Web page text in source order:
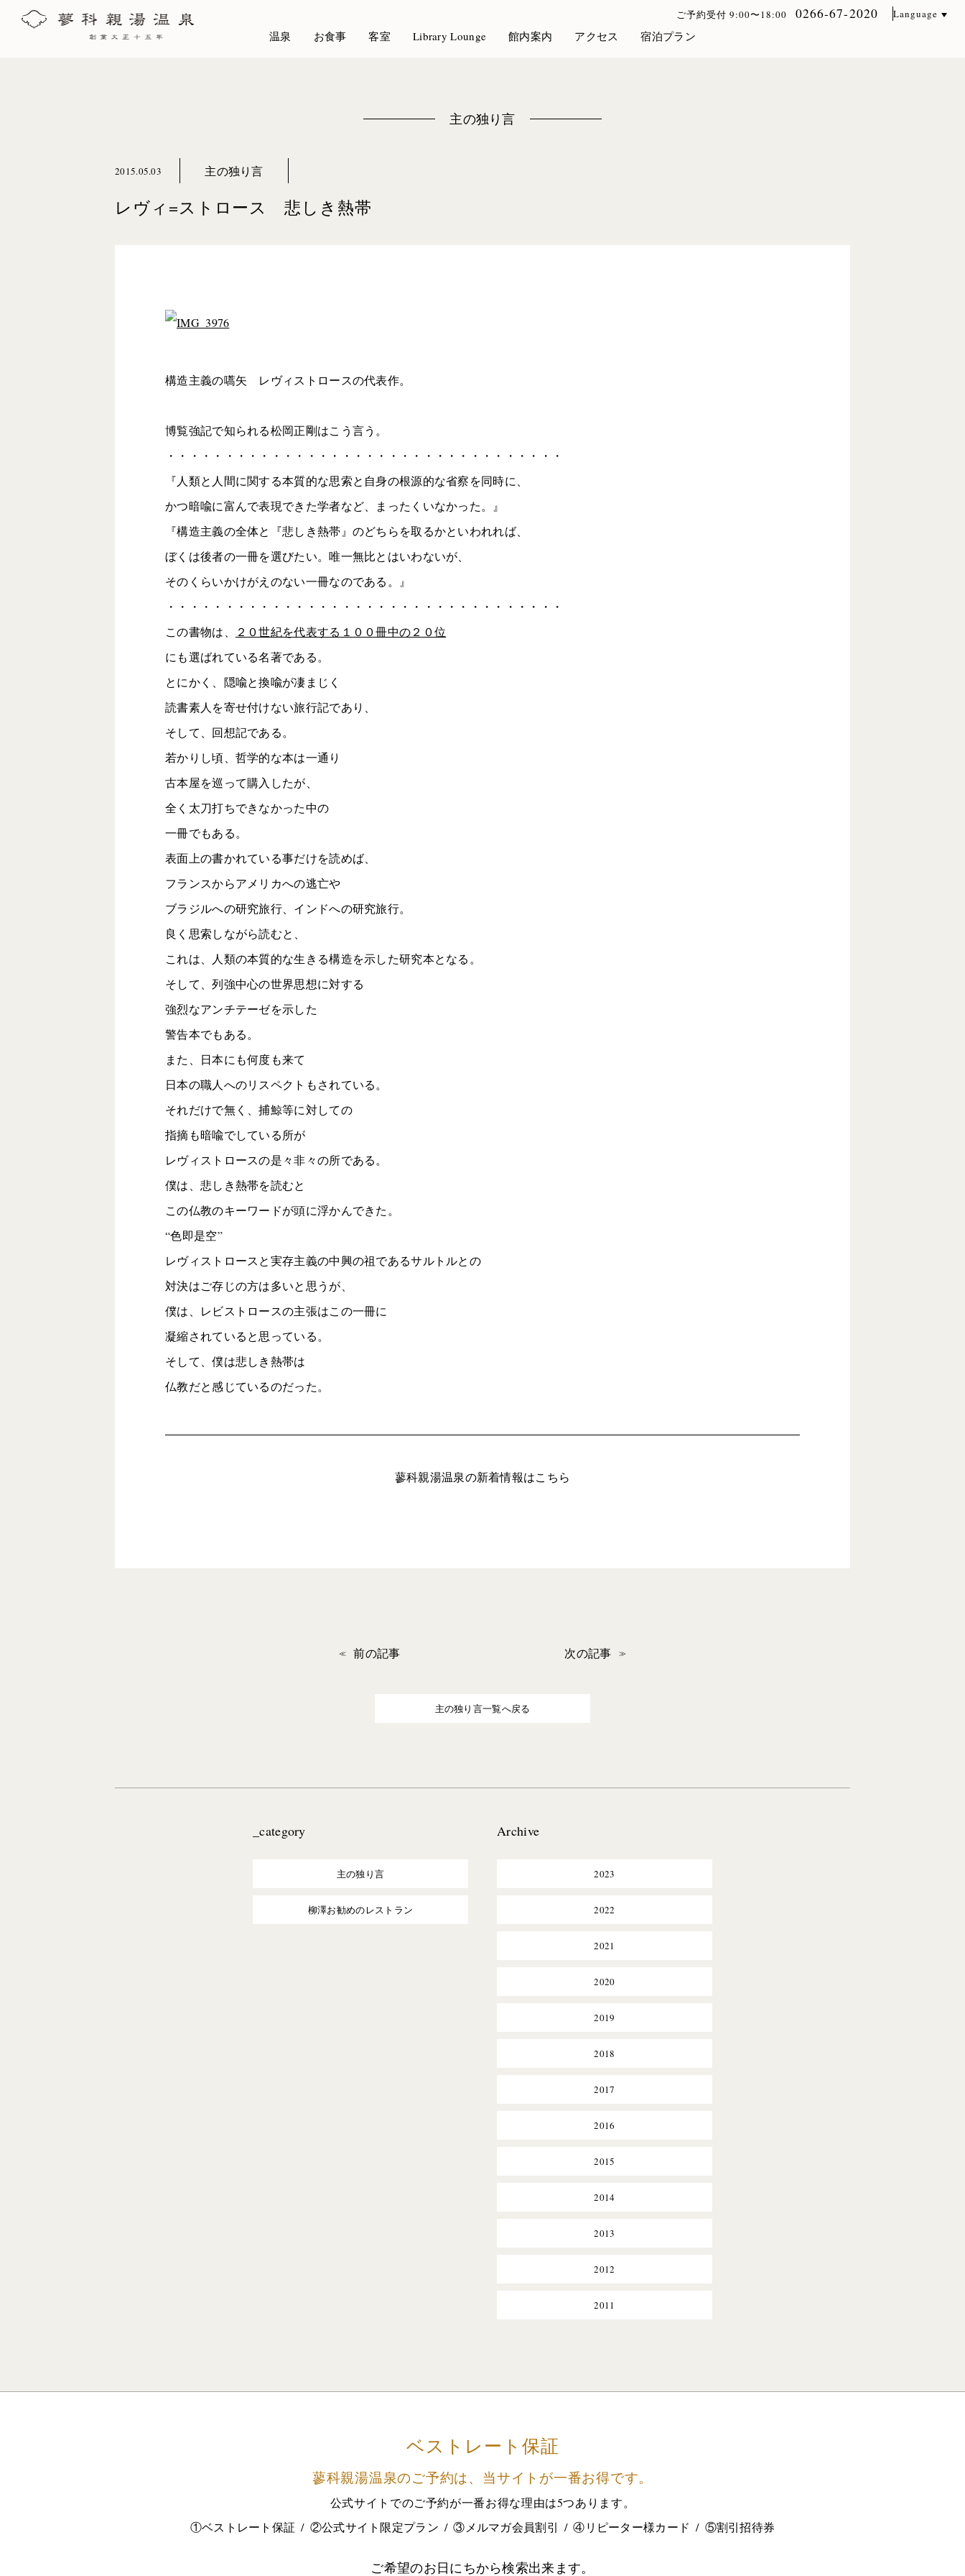
ご予約受付 9:00〜18:00 0266-67-2020 Language
温泉 お食事 客室 Library Lounge 館内案内 アクセス 宿泊プラン
主の独り言
2015.05.03 主の独り言
レヴィ=ストロース 悲しき熱帯
構造主義の嚆矢 レヴィストロースの代表作。
博覧強記で知られる松岡正剛はこう言う。
・・・・・・・・・・・・・・・・・・・・・・・・・・・・・・・・・・
『人類と人間に関する本質的な思索と自身の根源的な省察を同時に、
かつ暗喩に富んで表現できた学者など、まったくいなかった。』
『構造主義の全体と『悲しき熱帯』のどちらを取るかといわれれば、
ぼくは後者の一冊を選びたい。唯一無比とはいわないが、
そのくらいかけがえのない一冊なのである。』
・・・・・・・・・・・・・・・・・・・・・・・・・・・・・・・・・・
この書物は、
２０世紀を代表する１００冊中の２０位
にも選ばれている名著である。
とにかく、隠喩と換喩が凄まじく
読書素人を寄せ付けない旅行記であり、
そして、回想記である。
若かりし頃、哲学的な本は一通り
古本屋を巡って購入したが、
全く太刀打ちできなかった中の
一冊でもある。
表面上の書かれている事だけを読めば、
フランスからアメリカへの逃亡や
ブラジルへの研究旅行、インドへの研究旅行。
良く思索しながら読むと、
これは、人類の本質的な生きる構造を示した研究本となる。
そして、列強中心の世界思想に対する
強烈なアンチテーゼを示した
警告本でもある。
また、日本にも何度も来て
日本の職人へのリスペクトもされている。
それだけで無く、捕鯨等に対しての
指摘も暗喩でしている所が
レヴィストロースの是々非々の所である。
僕は、悲しき熱帯を読むと
この仏教のキーワードが頭に浮かんできた。
“色即是空”
レヴィストロースと実存主義の中興の祖であるサルトルとの
対決はご存じの方は多いと思うが、
僕は、レビストロースの主張はこの一冊に
凝縮されていると思っている。
そして、僕は悲しき熱帯は
仏教だと感じているのだった。
蓼科親湯温泉の新着情報はこちら
前の記事 次の記事
主の独り言一覧へ戻る
_category
主の独り言
柳澤お勧めのレストラン
Archive
2023
2022
2021
2020
2019
2018
2017
2016
2015
2014
2013
2012
2011
ベストレート保証
蓼科親湯温泉のご予約は、 当サイトが一番お得です。
公式サイトでのご予約が一番お得な理由は5つあります。
①ベストレート保証
②公式サイト限定プラン ③メルマガ会員割引 ④リピーター様カード ⑤割引招待券
ご希望のお日にちから検索出来ます。